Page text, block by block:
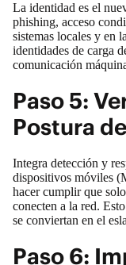
La identidad es el
phishing, acceso
sistemas locales y en
identidades de carga
comunicación
Paso 5:
Postura
Integra detección y
dispositivos móviles
hacer cumplir que
conecten a la red.
se conviertan en el
Paso 6: